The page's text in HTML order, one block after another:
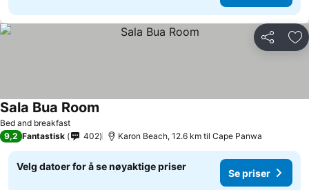
Del
Bed and breakfast
Sala Bua Room
9,2 Fantastisk 402 Karon Beach, 12.6 km til Cape Panwa
Velg datoer for å se nøyaktige priser
Se priser